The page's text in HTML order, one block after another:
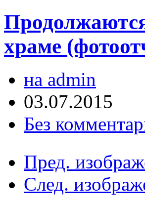
храме
на admin
03.07.2015
Без
Пред.
След.